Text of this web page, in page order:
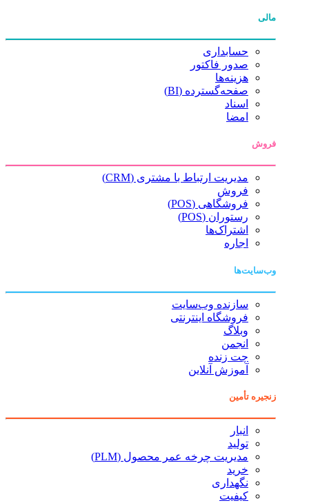
مالی
حسابداری
صدور فاکتور
هزینه‌ها
صفحه‌گسترده (BI)
اسناد
امضا
فروش
مدیریت ارتباط با مشتری (CRM)
فروش
فروشگاهی (POS)
رستوران (POS)
اشتراک‌ها
اجاره
وب‌سایت‌ها
سازنده وب‌سایت
فروشگاه اینترنتی
وبلاگ
انجمن
چت زنده
آموزش آنلاین
زنجیره تأمین
انبار
تولید
مدیریت چرخه عمر محصول (PLM)
خرید
نگهداری
کیفیت